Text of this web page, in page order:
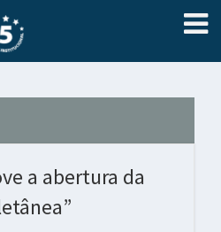
a abertura da